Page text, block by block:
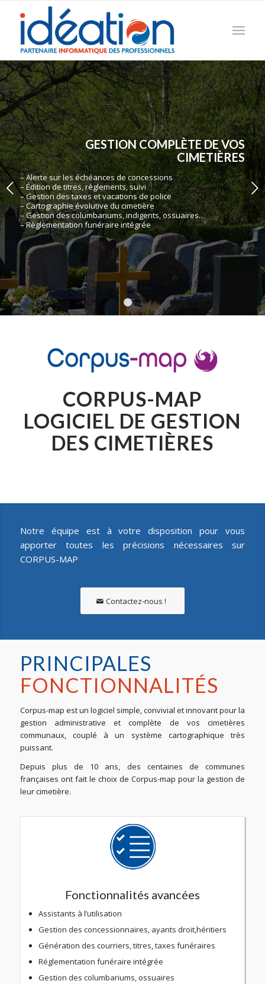
GESTION COMPLÈTE DE VOS
CIMETIÈRES
– Alerte sur les échéances de concessions
– Édition de titres, règlements, suivi
– Gestion des taxes et vacations de police
– Cartographie évolutive du cimetière
– Gestion des columbariums, indigents, ossuaires…
– Règlementation funéraire intégrée
Suivant
CORPUS-MAP
LOGICIEL DE GESTION
DES CIMETIÈRES
Notre équipe est à votre disposition pour vous
apporter toutes les précisions nécessaires sur
CORPUS-MAP
Contactez-nous !
PRINCIPALES
FONCTIONNALITÉS
Corpus-map est un logiciel simple, convivial et innovant pour la
gestion administrative et complète de vos cimetières
communaux, couplé à un système cartographique très
puissant.
Depuis plus de 10 ans, des centaines de communes
françaises ont fait le choix de Corpus-map pour la gestion de
leur cimetière.
Fonctionnalités avancées
Assistants à l’utilisation
Gestion des concessionnaires, ayants droit,héritiers
Génération des courriers, titres, taxes funéraires
Réglementation funéraire intégrée
Gestion des columbariums, ossuaires